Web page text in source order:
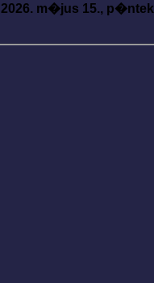
2026. m�jus 15., p�ntek